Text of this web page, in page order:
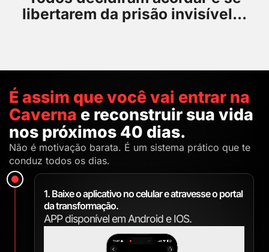
libertarem da prisão invisível...
É assim que você vai entrar na
Caverna e reconstruir sua vida
nos próximos 40 dias.
Não é motivação barata. É um sistema prático que te
conduz todos os dias.
1. Baixe o aplicativo no celular e atravesse o portal
da transformação.
APP disponível em Android e IOS.